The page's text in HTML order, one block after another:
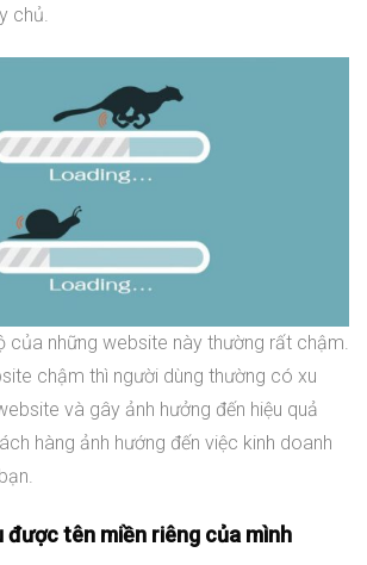
chủ.
của những website này thường rất chậm.
chậm thì người dùng thường có xu
và gây ảnh hưởng đến hiệu quả
hàng ảnh hướng đến việc kinh doanh
được tên miền riêng của mình